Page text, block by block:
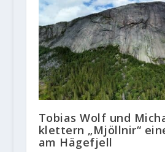
Tobias Wolf und
klettern „Mjöllnir“
am Hägefjell